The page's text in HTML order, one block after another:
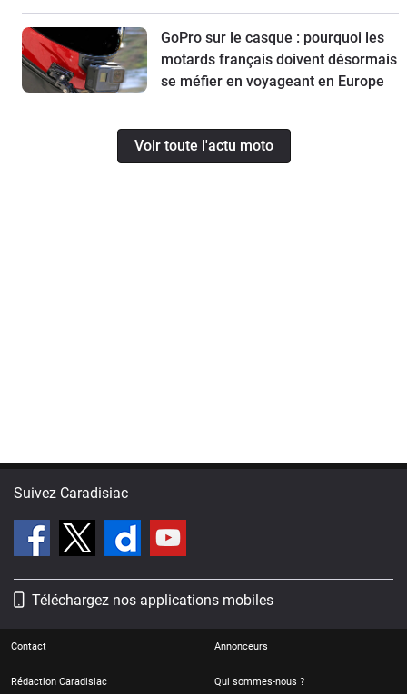
GoPro sur le casque : pourquoi les
motards français doivent désormais
se méfier en voyageant en Europe
Voir toute l'actu moto
Suivez Caradisiac
Téléchargez nos applications mobiles
Contact Annonceurs
Rédaction Caradisiac Qui sommes-nous ?